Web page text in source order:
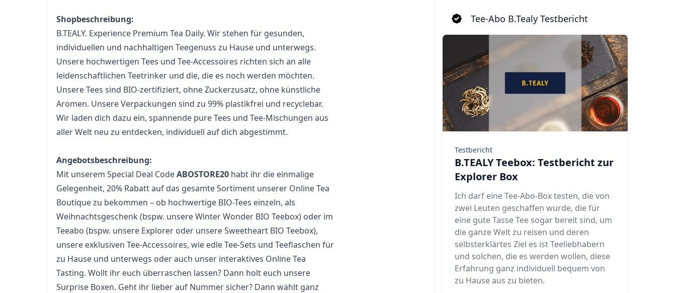
Shopbeschreibung:
B.TEALY. Experience Premium Tea Daily. Wir stehen für gesunden,
individuellen und nachhaltigen Teegenuss zu Hause und unterwegs.
Unsere hochwertigen Tees und Tee-Accessoires richten sich an alle
leidenschaftlichen Teetrinker und die, die es noch werden möchten.
Unsere Tees sind BIO-zertifiziert, ohne Zuckerzusatz, ohne künstliche
Aromen. Unsere Verpackungen sind zu 99% plastikfrei und recyclebar.
Wir laden dich dazu ein, spannende pure Tees und Tee-Mischungen aus
aller Welt neu zu entdecken, individuell auf dich abgestimmt.
Angebotsbeschreibung:
Mit unserem Special Deal Code ABOSTORE20 habt ihr die einmalige
Gelegenheit, 20% Rabatt auf das gesamte Sortiment unserer Online Tea
Boutique zu bekommen – ob hochwertige BIO-Tees einzeln, als
Weihnachtsgeschenk (bspw. unsere Winter Wonder BIO Teebox) oder im
Teeabo (bspw. unsere Explorer oder unsere Sweetheart BIO Teebox),
unsere exklusiven Tee-Accessoires, wie edle Tee-Sets und Teeflaschen für
zu Hause und unterwegs oder auch unser interaktives Online Tea
Tasting. Wollt ihr euch überraschen lassen? Dann holt euch unsere
Surprise Boxen. Geht ihr lieber auf Nummer sicher? Dann wählt ganz
Tee-Abo B.Tealy Testbericht
Testbericht
B.TEALY Teebox: Testbericht zur
Explorer Box
Ich darf eine Tee-Abo-Box testen, die von
zwei Leuten geschaffen wurde, die für
eine gute Tasse Tee sogar bereit sind, um
die ganze Welt zu reisen und deren
selbsterklärtes Ziel es ist Teeliebhabern
und solchen, die es werden wollen, diese
Erfahrung ganz individuell bequem von
zu Hause aus zu bieten.